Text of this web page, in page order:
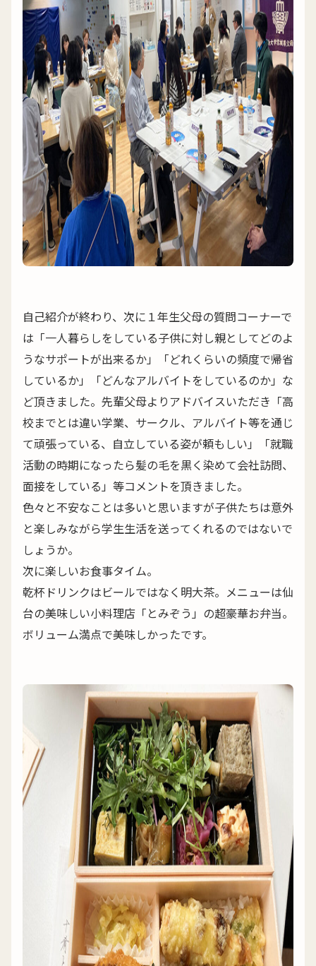
自己紹介が終わり、次に１年生父母の質問コーナーで
は「一人暮らしをしている子供に対し親としてどのよ
うなサポートが出来るか」「どれくらいの頻度で帰省
しているか」「どんなアルバイトをしているのか」な
ど頂きました。先輩父母よりアドバイスいただき「高
校までとは違い学業、サークル、アルバイト等を通じ
て頑張っている、自立している姿が頼もしい」「就職
活動の時期になったら髪の毛を黒く染めて会社訪問、
面接をしている」等コメントを頂きました。
色々と不安なことは多いと思いますが子供たちは意外
と楽しみながら学生生活を送ってくれるのではないで
しょうか。
次に楽しいお食事タイム。
乾杯ドリンクはビールではなく明大茶。メニューは仙
台の美味しい小料理店「とみぞう」の超豪華お弁当。
ボリューム満点で美味しかったです。